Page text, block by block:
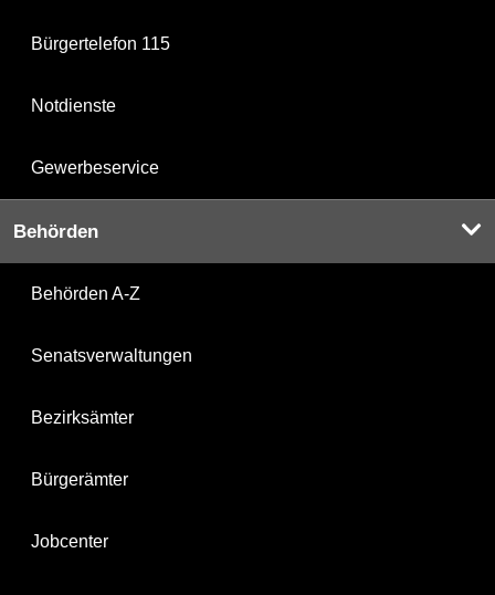
Bürgertelefon 115
Notdienste
Gewerbeservice
Behörden
Behörden A-Z
Senatsverwaltungen
Bezirksämter
Bürgerämter
Jobcenter